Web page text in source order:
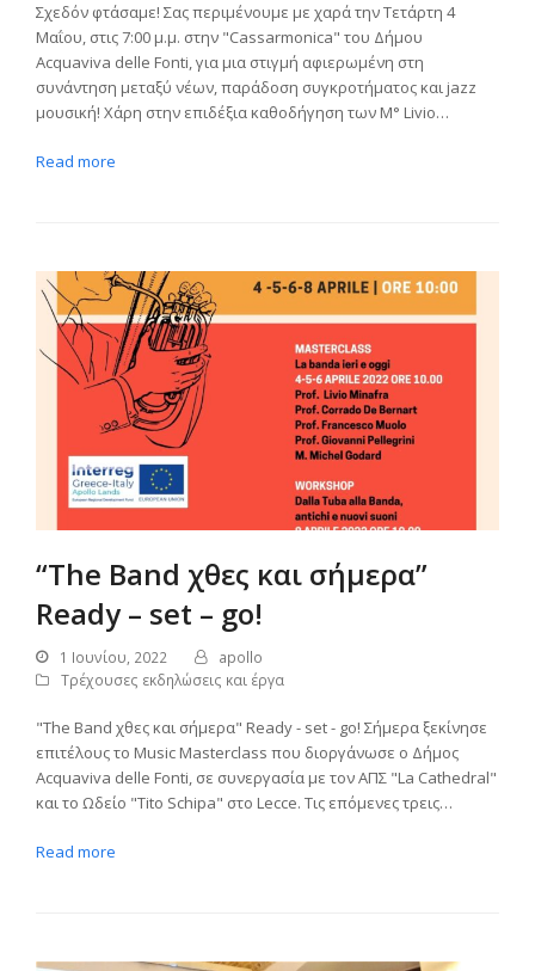
Σχεδόν φτάσαμε! Σας περιμένουμε με χαρά την Τετάρτη 4
Μαΐου, στις 7:00 μ.μ. στην "Cassarmonica" του Δήμου
Acquaviva delle Fonti, για μια στιγμή αφιερωμένη στη
συνάντηση μεταξύ νέων, παράδοση συγκροτήματος και jazz
μουσική! Χάρη στην επιδέξια καθοδήγηση των M° Livio…
Read more
“The Band χθες και σήμερα”
Ready – set – go!
1 Ιουνίου, 2022
apollo
Τρέχουσες εκδηλώσεις και έργα
"The Band χθες και σήμερα" Ready - set - go! Σήμερα ξεκίνησε
επιτέλους το Music Masterclass που διοργάνωσε ο Δήμος
Acquaviva delle Fonti, σε συνεργασία με τον ΑΠΣ "La Cathedral"
και το Ωδείο "Tito Schipa" στο Lecce. Τις επόμενες τρεις…
Read more